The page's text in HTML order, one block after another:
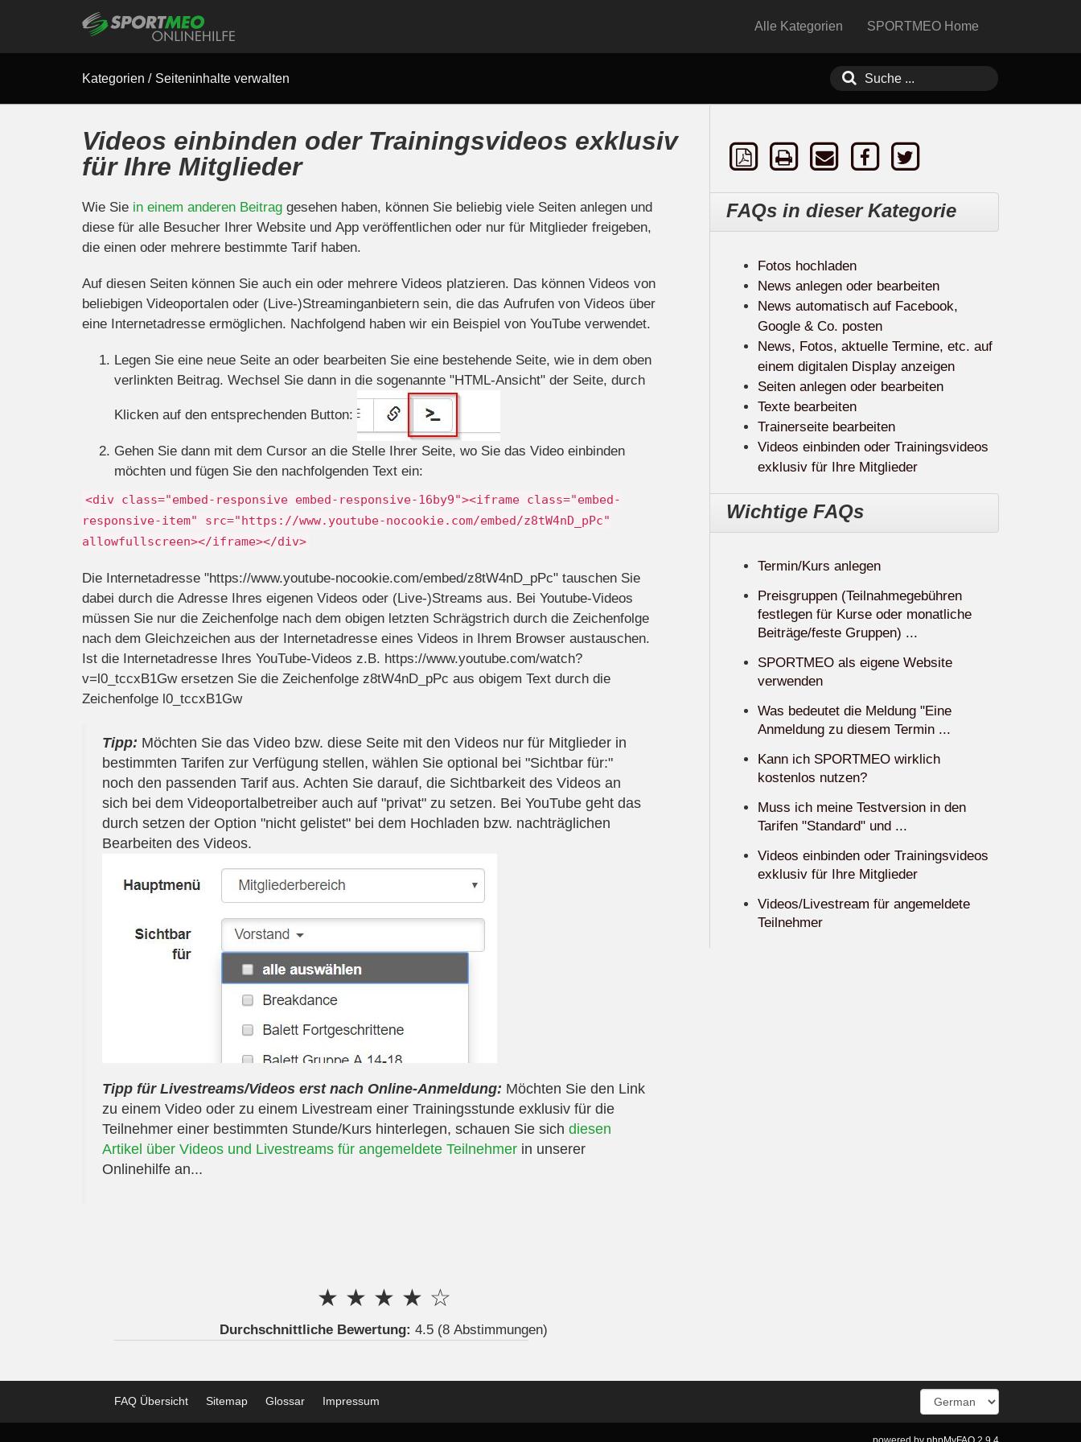
Alle Kategorien SPORTMEO Home
Kategorien / Seiteninhalte verwalten
Videos einbinden oder Trainingsvideos exklusiv
für Ihre Mitglieder
Wie Sie in einem anderen Beitrag gesehen haben, können Sie beliebig viele Seiten anlegen und
diese für alle Besucher Ihrer Website und App veröffentlichen oder nur für Mitglieder freigeben,
die einen oder mehrere bestimmte Tarif haben.
Auf diesen Seiten können Sie auch ein oder mehrere Videos platzieren. Das können Videos von
beliebigen Videoportalen oder (Live-)Streaminganbietern sein, die das Aufrufen von Videos über
eine Internetadresse ermöglichen. Nachfolgend haben wir ein Beispiel von YouTube verwendet.
Legen Sie eine neue Seite an oder bearbeiten Sie eine bestehende Seite, wie in dem oben
verlinkten Beitrag. Wechsel Sie dann in die sogenannte "HTML-Ansicht" der Seite, durch
Klicken auf den entsprechenden Button:
Gehen Sie dann mit dem Cursor an die Stelle Ihrer Seite, wo Sie das Video einbinden
möchten und fügen Sie den nachfolgenden Text ein:
<div class="embed-responsive embed-responsive-16by9"><iframe class="embed-
responsive-item" src="https://www.youtube-nocookie.com/embed/z8tW4nD_pPc"
allowfullscreen></iframe></div>
Die Internetadresse "https://www.youtube-nocookie.com/embed/z8tW4nD_pPc" tauschen Sie
dabei durch die Adresse Ihres eigenen Videos oder (Live-)Streams aus. Bei Youtube-Videos
müssen Sie nur die Zeichenfolge nach dem obigen letzten Schrägstrich durch die Zeichenfolge
nach dem Gleichzeichen aus der Internetadresse eines Videos in Ihrem Browser austauschen.
Ist die Internetadresse Ihres YouTube-Videos z.B. https://www.youtube.com/watch?
v=l0_tccxB1Gw ersetzen Sie die Zeichenfolge z8tW4nD_pPc aus obigem Text durch die
Zeichenfolge l0_tccxB1Gw
Tipp: Möchten Sie das Video bzw. diese Seite mit den Videos nur für Mitglieder in
bestimmten Tarifen zur Verfügung stellen, wählen Sie optional bei "Sichtbar für:"
noch den passenden Tarif aus. Achten Sie darauf, die Sichtbarkeit des Videos an
sich bei dem Videoportalbetreiber auch auf "privat" zu setzen. Bei YouTube geht das
durch setzen der Option "nicht gelistet" bei dem Hochladen bzw. nachträglichen
Bearbeiten des Videos.
Tipp für Livestreams/Videos erst nach Online-Anmeldung: Möchten Sie den Link
zu einem Video oder zu einem Livestream einer Trainingsstunde exklusiv für die
Teilnehmer einer bestimmten Stunde/Kurs hinterlegen, schauen Sie sich diesen
Artikel über Videos und Livestreams für angemeldete Teilnehmer in unserer
Onlinehilfe an...
☆
★
★
★
★
Durchschnittliche Bewertung: 4.5 (8 Abstimmungen)
FAQs in dieser Kategorie
Fotos hochladen
News anlegen oder bearbeiten
News automatisch auf Facebook,
Google & Co. posten
News, Fotos, aktuelle Termine, etc. auf
einem digitalen Display anzeigen
Seiten anlegen oder bearbeiten
Texte bearbeiten
Trainerseite bearbeiten
Videos einbinden oder Trainingsvideos
exklusiv für Ihre Mitglieder
Wichtige FAQs
Termin/Kurs anlegen
Preisgruppen (Teilnahmegebühren
festlegen für Kurse oder monatliche
Beiträge/feste Gruppen) ...
SPORTMEO als eigene Website
verwenden
Was bedeutet die Meldung "Eine
Anmeldung zu diesem Termin ...
Kann ich SPORTMEO wirklich
kostenlos nutzen?
Muss ich meine Testversion in den
Tarifen "Standard" und ...
Videos einbinden oder Trainingsvideos
exklusiv für Ihre Mitglieder
Videos/Livestream für angemeldete
Teilnehmer
FAQ Übersicht Sitemap Glossar Impressum